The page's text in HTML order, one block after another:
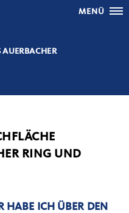
MENÜ
RING UND
HABE ICH ÜBER DEN